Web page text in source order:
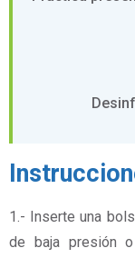
1.- Inserte una
de baja presión